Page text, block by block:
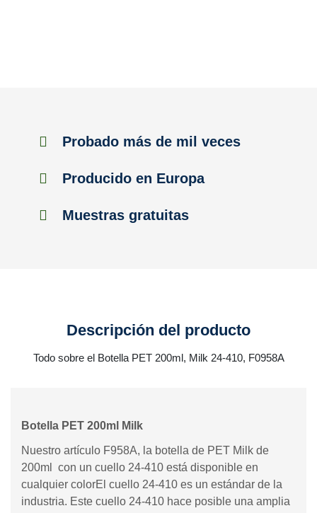
Probado más de mil veces
Producido en Europa
Muestras gratuitas
Descripción del producto
Todo sobre el Botella PET 200ml, Milk 24-410, F0958A
Botella PET 200ml Milk
Nuestro artículo F958A, la botella de PET Milk de
200ml con un cuello 24-410 está disponible en
cualquier colorEl cuello 24-410 es un estándar de la
industria. Este cuello 24-410 hace posible una amplia